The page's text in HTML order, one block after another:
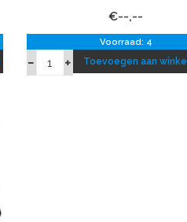
€--,--
Voorraad: 4
Toevoegen aan